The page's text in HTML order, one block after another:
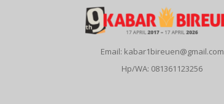
Email: kabar1bireuen@gmail.com
Hp/WA: 081361123256